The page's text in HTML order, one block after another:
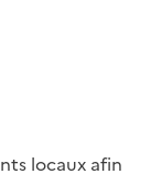
locaux afin